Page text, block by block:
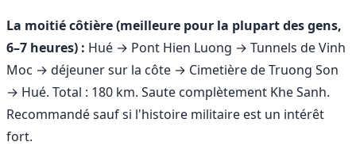
La moitié côtière (meilleure pour la plupart des gens,
6–7 heures) : Hué → Pont Hien Luong → Tunnels de Vinh
Moc → déjeuner sur la côte → Cimetière de Truong Son
→ Hué. Total : 180 km. Saute complètement Khe Sanh.
Recommandé sauf si l'histoire militaire est un intérêt
fort.